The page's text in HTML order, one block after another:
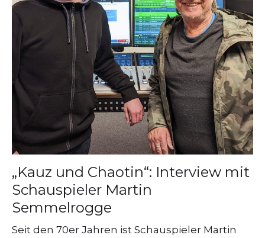
„Kauz und Chaotin“: Interview mit
Schauspieler Martin
Semmelrogge
Seit den 70er Jahren ist Schauspieler Martin